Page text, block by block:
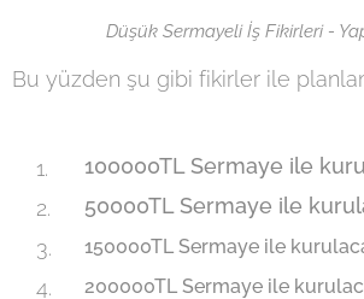
Düşük Sermayeli İş Fikirleri -
Bu yüzden şu gibi fikirler ile
100000TL Sermaye ile
50000TL Sermaye ile
150000TL Sermaye ile
200000TL Sermaye ile